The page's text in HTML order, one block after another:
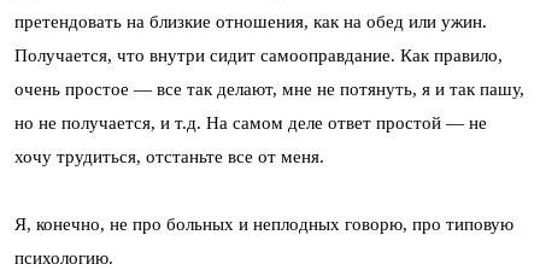
претендовать на близкие отношения, как на обед или ужин.
Получается, что внутри сидит самооправдание. Как правило,
очень простое — все так делают, мне не потянуть, я и так пашу,
но не получается, и т.д. На самом деле ответ простой — не
хочу трудиться, отстаньте все от меня.
Я, конечно, не про больных и неплодных говорю, про типовую
психологию.